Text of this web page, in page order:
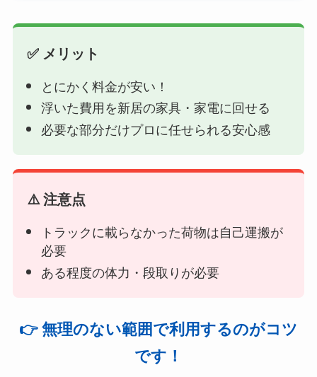
✅ メリット
とにかく料金が安い！
浮いた費用を新居の家具・家電に回せる
必要な部分だけプロに任せられる安心感
⚠️ 注意点
トラックに載らなかった荷物は自己運搬が
必要
ある程度の体力・段取りが必要
👉 無理のない範囲で利用するのがコツ
です！